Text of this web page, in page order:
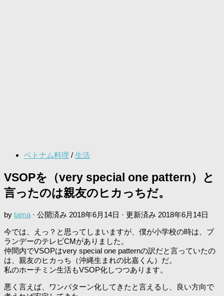
ベトナム料理 / 生活
VSOPを（very special one pattern）と
言ったのは親友のヒカっちだ。
by tama · 公開済み 2018年6月14日 · 更新済み 2018年6月14日
今では、えっ？と思ってしまいますが、僕が小学校の時は、ブ
ランデーのテレビCMがありました。
仲間内でVSOPはvery special one patternの訳だと言っていたの
は、親友のヒカっち（沖縄生まれの比嘉くん）だ。
私のホーチミン生活もVSOP化しつつあります。
悪く言えば、ワンパターン化してきたと言えるし、良い方向で